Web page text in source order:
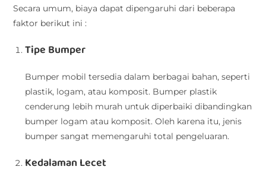
Secara umum, biaya dapat dipengaruhi dari beberapa
faktor berikut ini :
Tipe Bumper
Bumper mobil tersedia dalam berbagai bahan, seperti
plastik, logam, atau komposit. Bumper plastik
cenderung lebih murah untuk diperbaiki dibandingkan
bumper logam atau komposit. Oleh karena itu, jenis
bumper sangat memengaruhi total pengeluaran.
Kedalaman Lecet